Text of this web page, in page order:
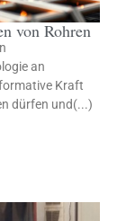
von Rohren
an
Kraft
dürfen und(...)